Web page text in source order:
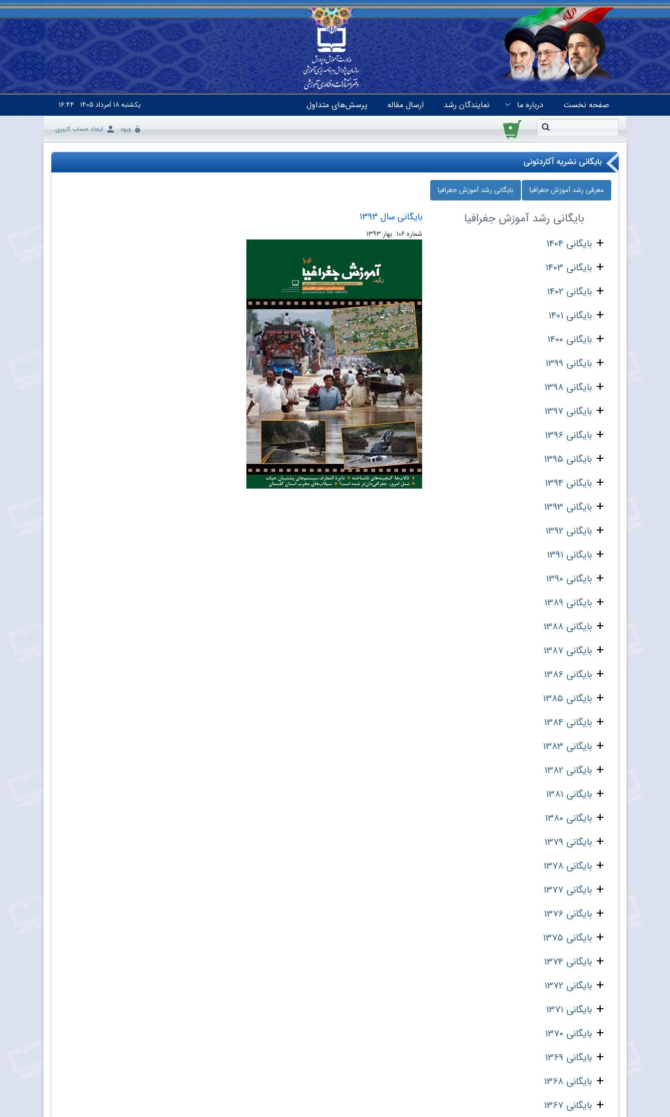
صفحه نخست درباره ما نمایندگان رشد ارسال مقاله پرسش‌های متداول یکشنبه۱۸ اَمرداد ۱۴۰۵ ۱۶:۴۴
۰ ورود ایجاد حساب کاربری
بایگانی نشریه آکاردئونی
معرفی رشد آموزش جغرافیا بایگانی رشد آموزش جغرافیا
بایگانی رشد آموزش جغرافیا
بایگانی 1404
بایگانی 1403
بایگانی 1402
بایگانی 1401
بایگانی 1400
بایگانی 1399
بایگانی 1398
بایگانی 1397
بایگانی 1396
بایگانی 1395
بایگانی 1394
بایگانی 1393
بایگانی 1392
بایگانی 1391
بایگانی 1390
بایگانی 1389
بایگانی 1388
بایگانی 1387
بایگانی 1386
بایگانی 1385
بایگانی 1384
بایگانی 1383
بایگانی 1382
بایگانی 1381
بایگانی 1380
بایگانی 1379
بایگانی 1378
بایگانی 1377
بایگانی 1376
بایگانی 1375
بایگانی 1374
بایگانی 1372
بایگانی 1371
بایگانی 1370
بایگانی 1369
بایگانی 1368
بایگانی 1367
بایگانی سال 1393
شماره ۱۰۶. بهار ۱۳۹۳